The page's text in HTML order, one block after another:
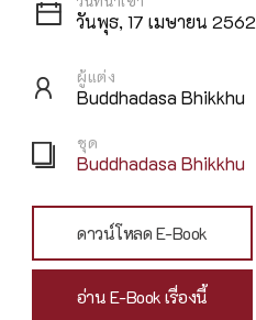
วันพุธ, 17 เมษายน 2562
ผู้แต่ง
Buddhadasa Bhikkhu
ชุด
Buddhadasa Bhikkhu
ดาวน์โหลด E-Book
อ่าน E-Book เรื่องนี้